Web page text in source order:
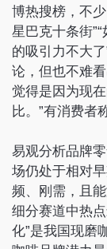
博热搜榜，不
星巴克十条街
的吸引力不大
论，但也不难
觉得是因为现
比。”有消费者
易观分析品牌
场仍处于相对
频、刚需，且
细分赛道中热
化”是我国现磨